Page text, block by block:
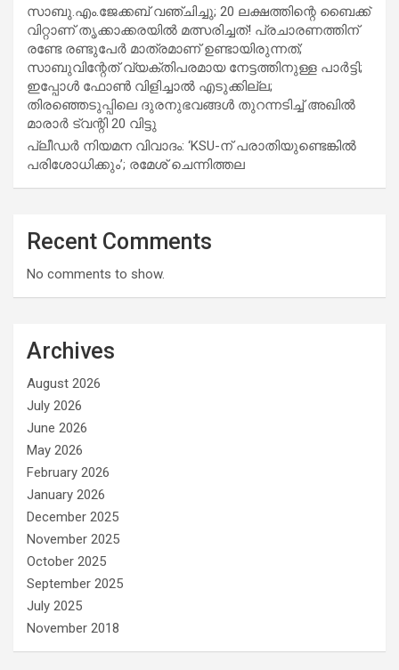
സാബു.എം.ജേക്കബ് വഞ്ചിച്ചു; 20 ലക്ഷത്തിന്റെ ബൈക്ക്
വിറ്റാണ് തൃക്കാക്കരയില്‍ മത്സരിച്ചത്! പ്രചാരണത്തിന്
രണ്ടേ രണ്ടുപേര്‍ മാത്രമാണ് ഉണ്ടായിരുന്നത്;
സാബുവിന്റേത് വ്യക്തിപരമായ നേട്ടത്തിനുള്ള പാര്‍ട്ടി;
ഇപ്പോള്‍ ഫോണ്‍ വിളിച്ചാല്‍ എടുക്കില്ല;
തിരഞ്ഞെടുപ്പിലെ ദുരനുഭവങ്ങള്‍ തുറന്നടിച്ച് അഖില്‍
മാരാര്‍ ട്വന്റി 20 വിട്ടു
പ്ലീഡർ നിയമന വിവാദം: ‘KSU-ന് പരാതിയുണ്ടെങ്കിൽ
പരിശോധിക്കും’; രമേശ് ചെന്നിത്തല
Recent Comments
No comments to show.
Archives
August 2026
July 2026
June 2026
May 2026
February 2026
January 2026
December 2025
November 2025
October 2025
September 2025
July 2025
November 2018